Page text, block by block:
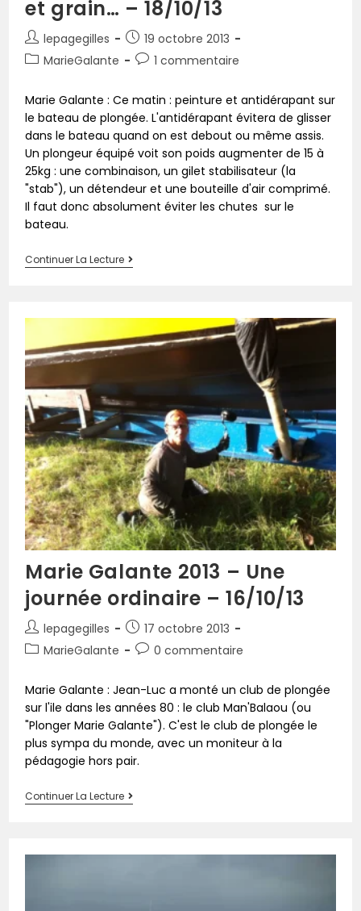
et grain… – 18/10/13
lepagegilles
19 octobre 2013
MarieGalante
1 commentaire
Marie Galante : Ce matin : peinture et antidérapant sur
le bateau de plongée. L'antidérapant évitera de glisser
dans le bateau quand on est debout ou même assis.
Un plongeur équipé voit son poids augmenter de 15 à
25kg : une combinaison, un gilet stabilisateur (la
"stab"), un détendeur et une bouteille d'air comprimé.
Il faut donc absolument éviter les chutes sur le
bateau.
Continuer La Lecture
Marie Galante 2013 – Une
journée ordinaire – 16/10/13
lepagegilles
17 octobre 2013
MarieGalante
0 commentaire
Marie Galante : Jean-Luc a monté un club de plongée
sur l'ile dans les années 80 : le club Man'Balaou (ou
"Plonger Marie Galante"). C'est le club de plongée le
plus sympa du monde, avec un moniteur à la
pédagogie hors pair.
Continuer La Lecture